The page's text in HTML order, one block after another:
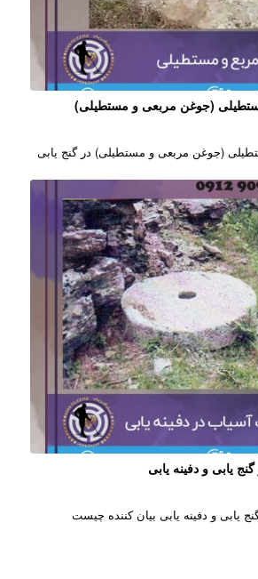
(جوغن مربعی و مستطیلی)
(جوغن مربعی و مستطیلی) در گنج یابی
یابی و دفینه یابی
یابی و دفینه یابی بیان کننده چیست